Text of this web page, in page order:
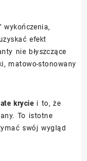
wykończenia,
efekt
nie błyszczące
matowo-stonowany
kryciei to, że
To istotne
swój wygląd